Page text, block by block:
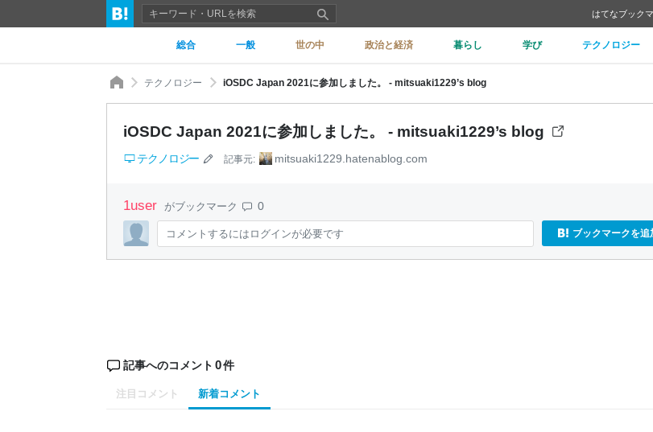
はてなブック
総合 一般 世の中 政治と経済 暮らし 学び テクノロジー
テクノロジー iOSDC Japan 2021に参加しました。 - mitsuaki1229’s blog
iOSDC Japan 2021に参加しました。 - mitsuaki1229’s blog
テクノロジー 記事元: mitsuaki1229.hatenablog.com
1user がブックマーク 0
コメントするにはログインが必要です ブックマークを追
記事へのコメント 0件
注目コメント 新着コメント